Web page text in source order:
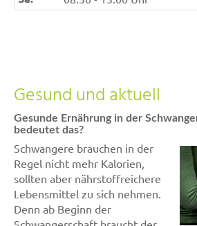
Gesund und aktuell
Gesunde Ernährung in der
bedeutet das?
Schwangere brauchen in der
Regel nicht mehr Kalorien,
sollten aber nährstoffreichere
Lebensmittel zu sich nehmen.
Denn ab Beginn der